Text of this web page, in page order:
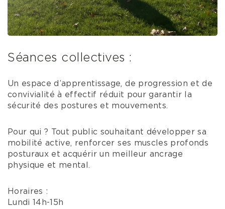
Séances collectives :
Un espace d’apprentissage, de progression et de
convivialité à effectif réduit pour garantir la
sécurité des postures et mouvements.
Pour qui ? Tout public souhaitant développer sa
mobilité active, renforcer ses muscles profonds
posturaux et acquérir un meilleur ancrage
physique et mental.
Horaires :
Lundi 14h-15h